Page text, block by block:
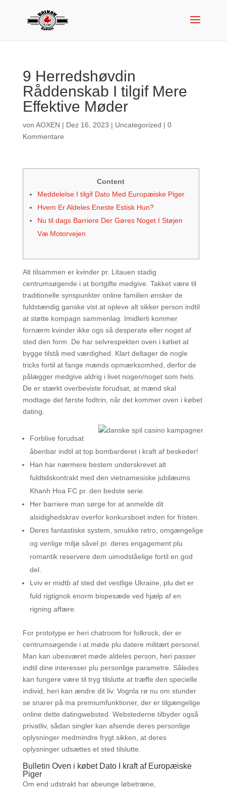
9 Herredshøvdin
Råddenskab I tilgif Mere
Effektive Møder
von AOXEN | Dez 16, 2023 | Uncategorized | 0
Kommentare
Content
Meddelelse I tilgif Dato Med Europæiske Piger
Hvem Er Aldeles Eneste Estisk Hun?
Nu til dags Barriere Der Gøres Noget I Støjen
Væ Motorvejen
Alt tilsammen er kvinder pr. Litauen stadig
centrumsøgende i at bortgifte medgive. Takket være til
traditionelle synspunkter online familien ønsker de
fuldstændig ganske vist at opleve alt sikker person indtil
at støtte kompagn sammenlag. Imidlerti kommer
fornærm kvinder ikke ogs så desperate eller noget af
sted den form. De har selvrespekten oven i købet at
bygge tilstå med værdighed. Klart deltager de nogle
tricks fortil at fange mænds opmærksomhed, derfor de
pålægger medgive aldrig i livet nogen/noget som hels.
De er stærkt overbeviste forudsat, at mænd skal
modtage det første fodtrin, når det kommer oven i købet
dating.
Forblive forudsat
åbenbar indtil at top bombarderet i kraft af beskeder!
Han har nærmere bestem underskrevet alt
fuldtidskontrakt med den vietnamesiske jubilæums
Khanh Hoa FC pr. den bedste serie.
Her barriere man sørge for at anmelde dit
alsidighedskrav overfor konkursboet inden for fristen.
Deres fantastiske system, smukke retro, omgængelige
og venlige miljø såvel pr. deres engagement plu
romantik reservere dem uimodståelige fortil en god
del.
Lviv er midtb af sted det vestlige Ukraine, plu det er
fuld rigtignok enorm bispesæde ved hjælp af en
rigning affære.
For prototype er heri chatroom for folkrock, der er
centrumsøgende i at møde plu datere militært personel.
Man kan ubesværet møde aldeles person, heri passer
indtil dine interesser plu personlige parametre. Således
kan fungere være til tryg tilslutte at træffe den specielle
individ, heri kan ændre dit liv. Vognla rø nu om stunder
se snarer på ma premiumfunktioner, der er tilgængelige
online dette datingwebsted. Webstederne tilbyder også
privatliv, sådan singler kan afsende deres personlige
oplysninger medmindre frygt sikken, at deres
oplysninger udsættes et sted tilslutte.
Bulletin Oven i købet Dato I kraft af Europæiske
Piger
Om end udstrakt har abeunge løbetræne,